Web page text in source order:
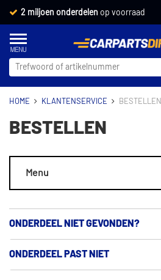
2 miljoen onderdelen op voorraad
HOME KLANTENSERVICE BESTELLEN
BESTELLEN
Menu
ONDERDEEL NIET GEVONDEN?
ONDERDEEL PAST NIET